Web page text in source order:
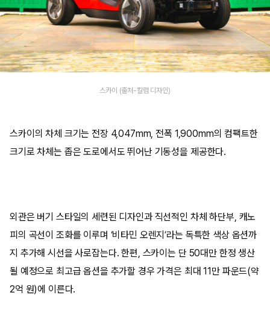
스카이 (출처-칼럼 디자인)
스카이의 차체 크기는 전장 4,047mm, 전폭 1,900mm의 컴팩트한
크기로 차체는 좁은 도로에서도 뛰어난 기동성을 제공한다.
외관은 버기 스타일의 세련된 디자인과 직선적인 차체 하단부, 캐노
피의 곡선이 조화를 이루며 ‘비타민 오렌지’라는 독특한 색상 옵션까
지 추가해 시선을 사로잡는다. 한편, 스카이는 단 50대만 한정 생산
될 예정으로 최고급 옵션을 추가할 경우 가격은 최대 11만 파운드(약
2억 원)에 이른다.